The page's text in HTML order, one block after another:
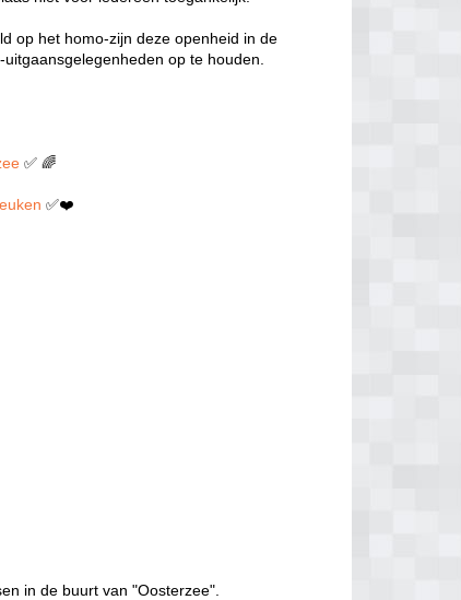
op het homo-zijn deze openheid in de
op te houden.
✅ 🌈
✅❤️
in de buurt van "Oosterzee".